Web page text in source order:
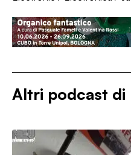
Altri podcast di